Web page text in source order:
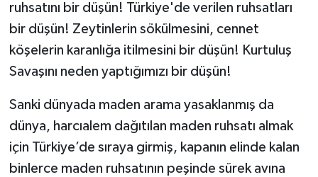
ruhsatını bir düşün! Türkiye'de verilen ruhsatları
bir düşün! Zeytinlerin sökülmesini, cennet
köşelerin karanlığa itilmesini bir düşün! Kurtuluş
Savaşını neden yaptığımızı bir düşün!
Sanki dünyada maden arama yasaklanmış da
dünya, harcıalem dağıtılan maden ruhsatı almak
için Türkiye’de sıraya girmiş, kapanın elinde kalan
binlerce maden ruhsatının peşinde sürek avına